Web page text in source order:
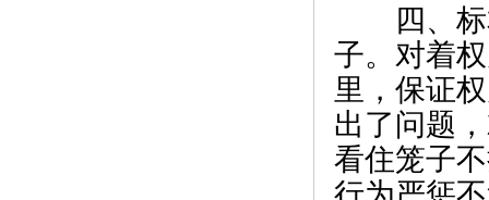
四、标
子。对着
里，保证
出了问题
看住笼子